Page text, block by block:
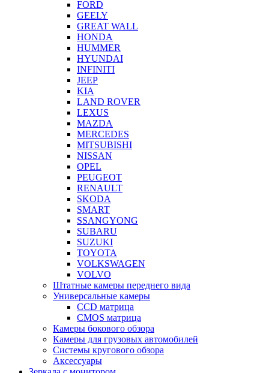
FORD
GEELY
GREAT WALL
HONDA
HUMMER
HYUNDAI
INFINITI
JEEP
KIA
LAND ROVER
LEXUS
MAZDA
MERCEDES
MITSUBISHI
NISSAN
OPEL
PEUGEOT
RENAULT
SKODA
SMART
SSANGYONG
SUBARU
SUZUKI
TOYOTA
VOLKSWAGEN
VOLVO
Штатные камеры переднего вида
Универсальные камеры
CCD матрица
CMOS матрица
Камеры бокового обзора
Камеры для грузовых автомобилей
Системы кругового обзора
Аксессуары